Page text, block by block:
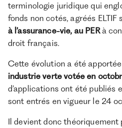
terminologie juridique qui
fonds non cotés, agréés ELTIF
à l’assurance-vie, au PERà
droit français.
Cette évolution a été
industrie verte votée en
d’applications ont été
sont entrés en vigueur le 24
Il devient donc théoriquement